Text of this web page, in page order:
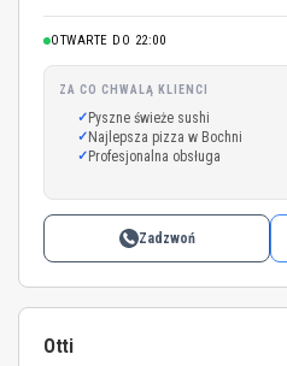
OTWARTE DO 22:00
ZA CO CHWALĄ KLIENCI
Pyszne świeże sushi
Najlepsza pizza w Bochni
Profesjonalna obsługa
Zadzwoń
Otti